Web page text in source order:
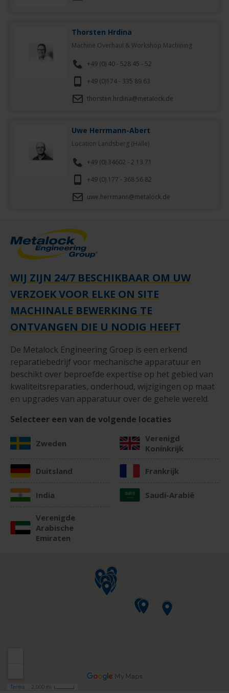
Thorsten Hrdina
Machine Overhaul & Workshop Machining
+49 (0) 40 - 528 45 - 52
+49 (0)174 - 335 89 63
thorsten.hrdina@metalock.de
Uwe Herrmann-Abert
Location Landsberg (Halle)
+49 (0) 34602 - 2 13 71
+49 (0) 177 - 368 56 82
uwe.herrmann@metalock.de
WIJ ZIJN 24/7 BESCHIKBAAR OM UW
VERZOEK VOOR ELKE ON SITE
MACHINALE BEWERKING TE
ONTVANGEN DIE U NODIG HEEFT
De Metalock Engineering Groep is een erkend
reparatiebedrijf voor mechanische apparatuur en
beschikt over beproefde expertise op het gebied van
kwaliteitsreparaties, onderhoud, wijzigingen op maat
en upgrades van apparatuur over de gehele wereld.
Selecteer een van de volgende locaties
Zweden
Verenigd
Koninkrijk
Duitsland Frankrijk
India Saudi-Arabië
Verenigde
Arabische
Emiraten